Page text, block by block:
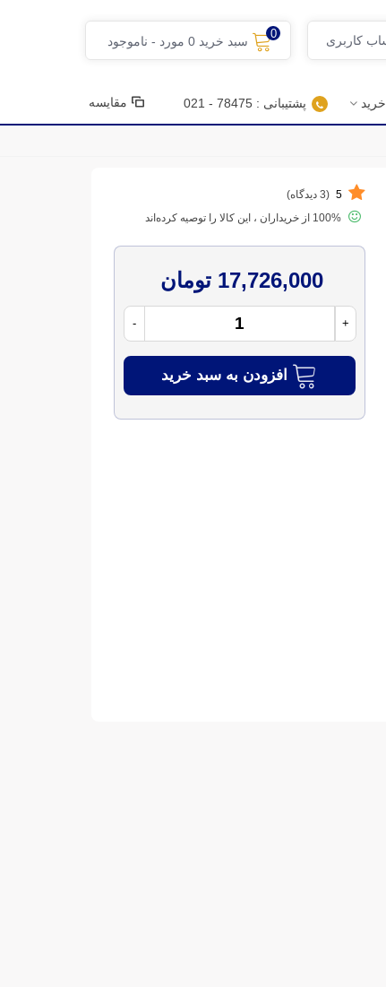
کاربری
0
سبد خرید 0 مورد - ناموجود
پشتیبانی : 78475 - 021 مقایسه
5 (3 دیدگاه)
17,726,000 تومان
- +
افزودن به سبد خرید